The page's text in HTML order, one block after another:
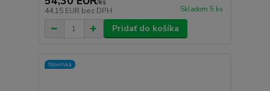
/ks
44,15 EUR bez DPH Skladom 5 ks
Pridať do košíka
Novinka